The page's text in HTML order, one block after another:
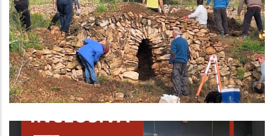
Setmana De La Pedra Seca Al Baix
Penedès
Turisme